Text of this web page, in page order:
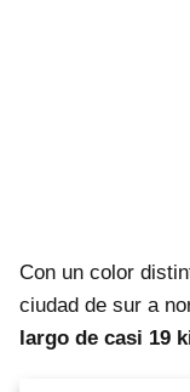
Con un color
ciudad de sur a
largo de casi 19